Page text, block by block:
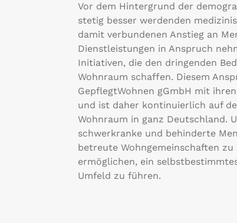
Vor dem Hintergrund der
stetig besser werdenden
damit verbundenen Anstieg an
Dienstleistungen in Anspruch
Initiativen, die den dringenden
Wohnraum schaffen. Diesem
GepflegtWohnen gGmbH mit
und ist daher kontinuierlich auf
Wohnraum in ganz Deutschland.
schwerkranke und behinderte
betreute Wohngemeinschaften zu
ermöglichen, ein
Umfeld zu führen.